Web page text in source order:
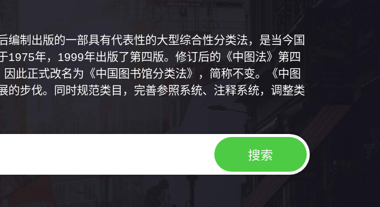
编制出版的一部具有代表性的大型综合性分类法，是当今国
年，1999年出版了第四版。修订后的《中图法》第四
此正式改名为《中国图书馆分类法》，简称不变。《中图
步伐。同时规范类目，完善参照系统、注释系统，调整类